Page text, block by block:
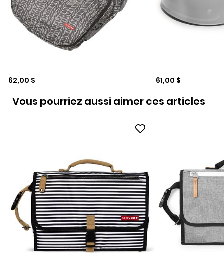
Prix de solde
62,00 $ Prix de solde
61,00 $
Vous pourriez aussi aimer ces articles